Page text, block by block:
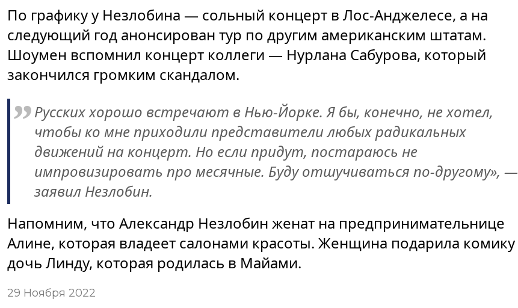
По графику у Незлобина — сольный концерт в Лос-Анджелесе, а на
следующий год анонсирован тур по другим американским штатам.
Шоумен вспомнил концерт коллеги — Нурлана Сабурова, который
закончился громким скандалом.
Русских хорошо встречают в Нью-Йорке. Я бы, конечно, не хотел,
чтобы ко мне приходили представители любых радикальных
движений на концерт. Но если придут, постараюсь не
импровизировать про месячные. Буду отшучиваться по-другому», —
заявил Незлобин.
Напомним, что Александр Незлобин женат на предпринимательнице
Алине, которая владеет салонами красоты. Женщина подарила комику
дочь Линду, которая родилась в Майами.
29 Ноября 2022